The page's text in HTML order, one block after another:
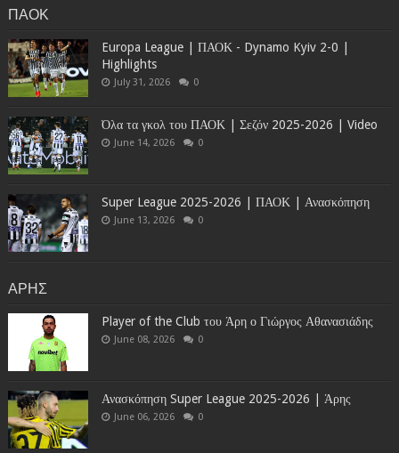
ΠΑΟΚ
Europa League | ΠΑΟΚ - Dynamo Kyiv 2-0 |
Highlights
July 31, 2026 0
Όλα τα γκολ του ΠΑΟΚ | Σεζόν 2025-2026 | Video
June 14, 2026 0
Super League 2025-2026 | ΠΑΟΚ | Ανασκόπηση
June 13, 2026 0
ΑΡΗΣ
Player of the Club του Άρη ο Γιώργος Αθανασιάδης
June 08, 2026 0
Ανασκόπηση Super League 2025-2026 | Άρης
June 06, 2026 0